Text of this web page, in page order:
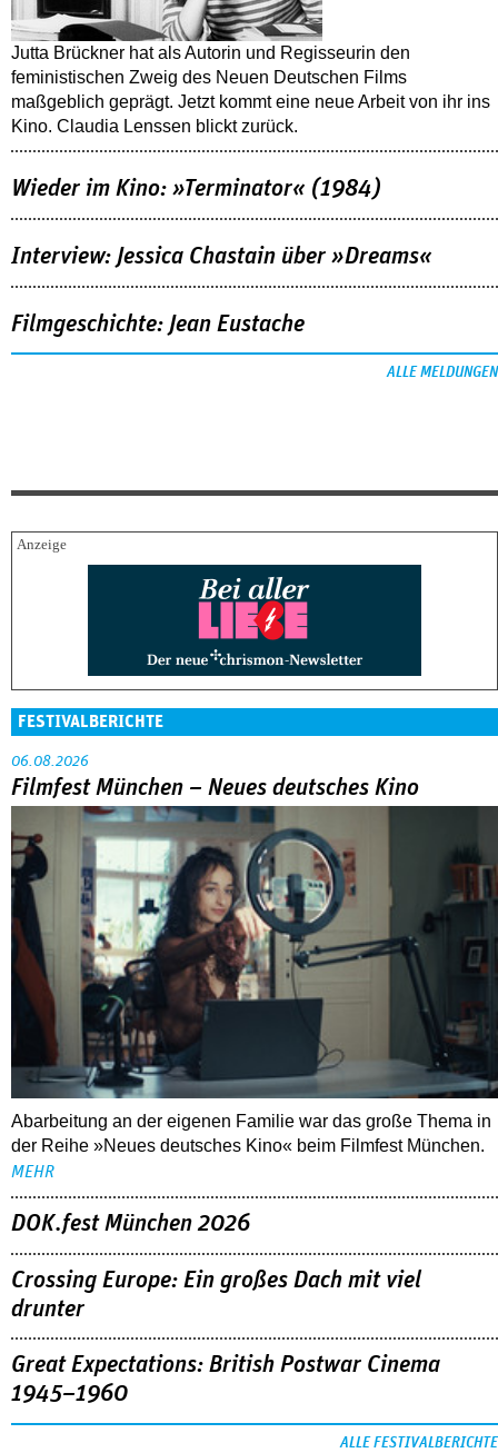
Jutta Brückner hat als Autorin und Regisseurin den
feministischen Zweig des Neuen Deutschen Films
maßgeblich geprägt. Jetzt kommt eine neue Arbeit von ihr ins
Kino. Claudia Lenssen blickt zurück.
Wieder im Kino: »Terminator« (1984)
Interview: Jessica Chastain über »Dreams«
Filmgeschichte: Jean Eustache
ALLE MELDUNGEN
FESTIVALBERICHTE
06.08.2026
Filmfest München – Neues deutsches Kino
Abarbeitung an der eigenen Familie war das große Thema in
der Reihe »Neues deutsches Kino« beim Filmfest München.
MEHR
DOK.fest München 2026
Crossing Europe: Ein großes Dach mit viel
drunter
Great Expectations: British Postwar Cinema
1945–1960
ALLE FESTIVALBERICHTE